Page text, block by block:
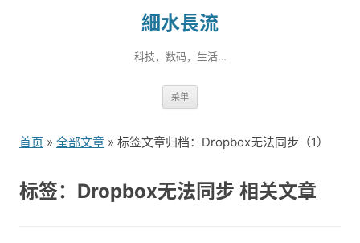
細水長流
科技，数码，生活…
菜单
到
首页 » 全部文章 » 标签文章归档：Dropbox无法同步（1）
标签：Dropbox无法同步 相关文章